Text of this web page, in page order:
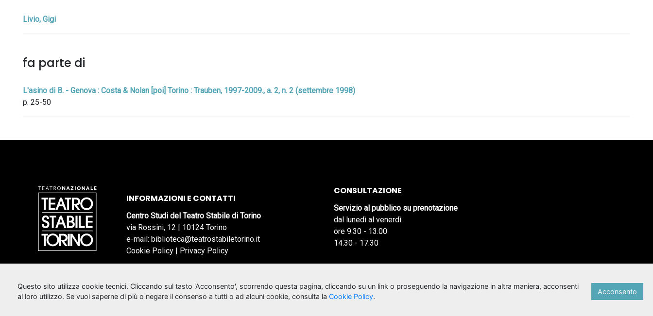
Livio, Gigi
fa parte di
L'asino di B. - Genova : Costa & Nolan [poi] Torino : Trauben, 1997-2009., a. 2, n. 2 (settembre 1998)
p. 25-50
INFORMAZIONI E CONTATTI
Centro Studi del Teatro Stabile di Torino
via Rossini, 12 | 10124 Torino
e-mail: biblioteca@teatrostabiletorino.it
Cookie Policy | Privacy Policy
CONSULTAZIONE
Servizio al pubblico su prenotazione
dal lunedì al venerdì
ore 9.30 - 13.00
14.30 - 17.30
Questo sito utilizza cookie tecnici. Cliccando sul tasto 'Acconsento', scorrendo questa pagina, cliccando su un link o proseguendo la navigazione in altra maniera, acconsenti
al loro utilizzo. Se vuoi saperne di più o negare il consenso a tutti o ad alcuni cookie, consulta la Cookie Policy.
Acconsento